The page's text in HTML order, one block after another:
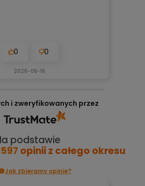
0 0
2026-06-16
i zweryfikowanych przez
podstawie
opiniiz całego okresu
Jak zbieramy opinie?